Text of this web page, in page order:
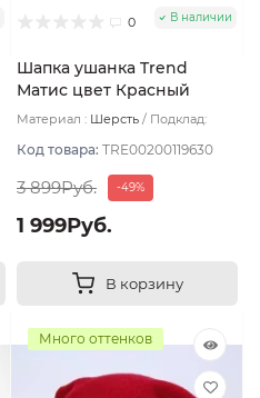
0 В наличии
Шапка ушанка Trend
Матис цвет Красный
размер 56-58
Материал : Шерсть
Подклад:
Код товара: TRE00200119630
3 899Руб. -49%
1 999Руб.
В корзину
Много оттенков